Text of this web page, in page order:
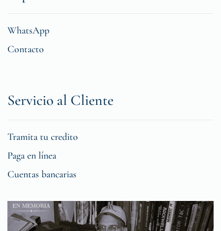
WhatsApp
Contacto
Servicio al Cliente
Tramita tu credito
Paga en línea
Cuentas bancarias